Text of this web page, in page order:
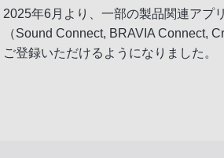
2025年6月より、一部の製品関連アプ
（Sound Connect, BRAVIA Connect,
ご登録いただけるようになりました。